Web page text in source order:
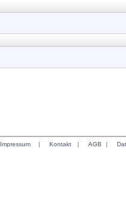
Impressum | Kontakt | AGB |